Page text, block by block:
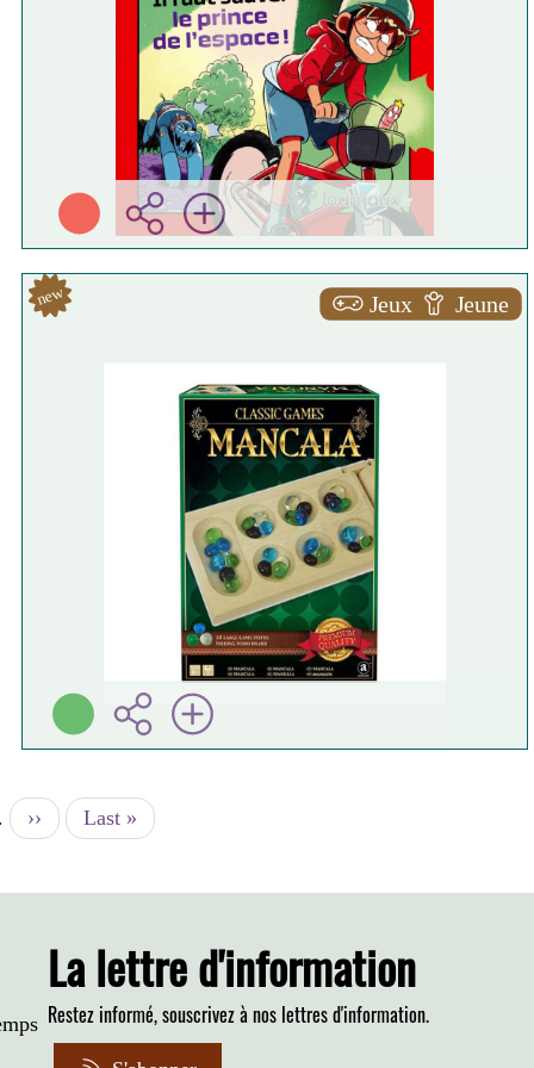
Jeux Jeune
new
Mancala
Plus d'infos
Page
suivante
››
Dernière
page
Last »
La lettre d'information
Restez informé, souscrivez à nos lettres d'information.